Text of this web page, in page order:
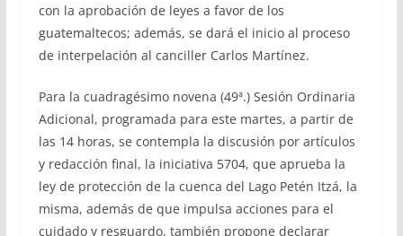
con la aprobación de leyes a favor de los
guatemaltecos; además, se dará el inicio al proceso
de interpelación al canciller Carlos Martínez.
Para la cuadragésimo novena (49ª.) Sesión Ordinaria
Adicional, programada para este martes, a partir de
las 14 horas, se contempla la discusión por artículos
y redacción final, la iniciativa 5704, que aprueba la
ley de protección de la cuenca del Lago Petén Itzá, la
misma, además de que impulsa acciones para el
cuidado y resguardo, también propone declarar